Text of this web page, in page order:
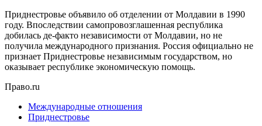
Приднестровье объявило об отделении от Молдавии в 1990
году. Впоследствии самопровозглашенная республика
добилась де-факто независимости от Молдавии, но не
получила международного признания. Россия официально не
признает Приднестровье независимым государством, но
оказывает республике экономическую помощь.
Право.ru
Международные отношения
Приднестровье